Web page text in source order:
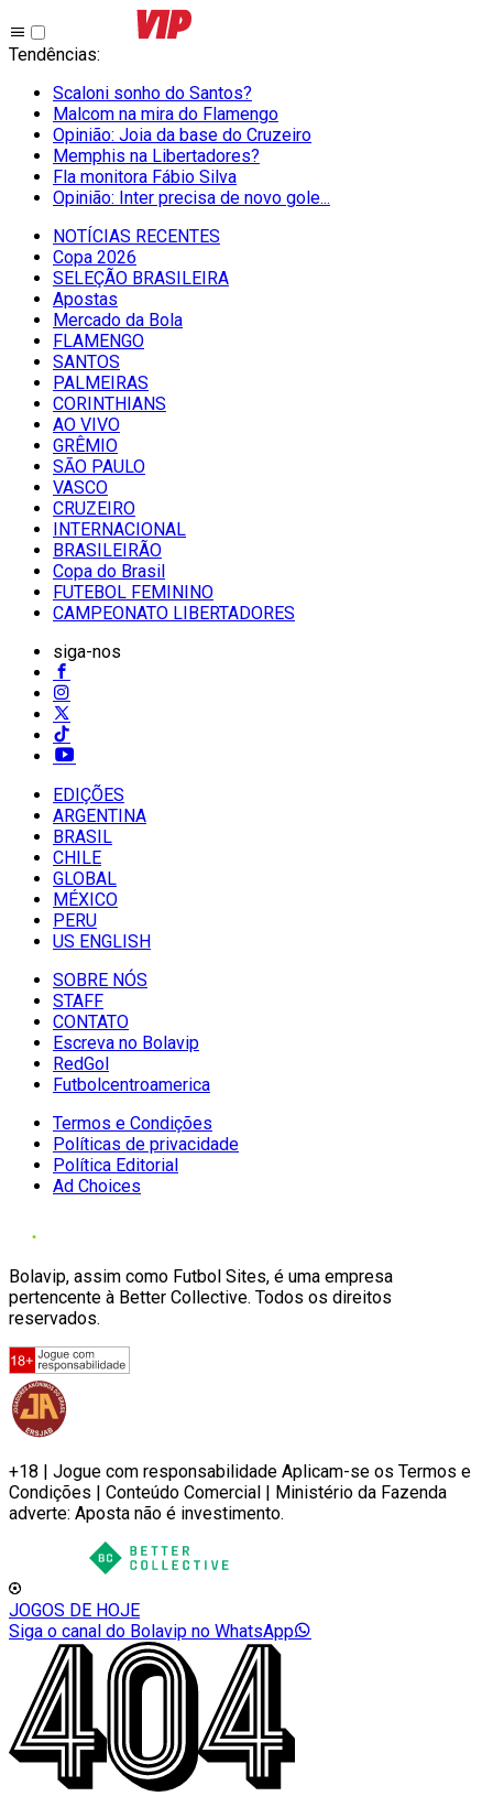
Tendências:
Scaloni sonho do Santos?
Malcom na mira do Flamengo
Opinião: Joia da base do Cruzeiro
Memphis na Libertadores?
Fla monitora Fábio Silva
Opinião: Inter precisa de novo gole...
NOTÍCIAS RECENTES
Copa 2026
SELEÇÃO BRASILEIRA
Apostas
Mercado da Bola
FLAMENGO
SANTOS
PALMEIRAS
CORINTHIANS
AO VIVO
GRÊMIO
SĀO PAULO
VASCO
CRUZEIRO
INTERNACIONAL
BRASILEIRÃO
Copa do Brasil
FUTEBOL FEMININO
CAMPEONATO LIBERTADORES
siga-nos
EDIÇÕES
ARGENTINA
BRASIL
CHILE
GLOBAL
MÉXICO
PERU
US ENGLISH
SOBRE NÓS
STAFF
CONTATO
Escreva no Bolavip
RedGol
Futbolcentroamerica
Termos e Condições
Políticas de privacidade
Política Editorial
Ad Choices
Bolavip, assim como Futbol Sites, é uma empresa
pertencente à Better Collective. Todos os direitos
reservados.
+18 | Jogue com responsabilidade Aplicam-se os Termos e
Condições | Conteúdo Comercial | Ministério da Fazenda
adverte: Aposta não é investimento.
JOGOS DE HOJE
Siga o canal do Bolavip no WhatsApp